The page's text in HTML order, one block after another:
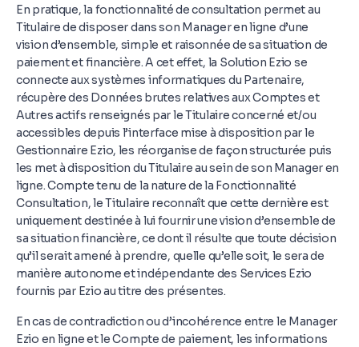
En pratique, la fonctionnalité de consultation permet au
Titulaire de disposer dans son Manager en ligne d’une
vision d’ensemble, simple et raisonnée de sa situation de
paiement et financière. A cet effet, la Solution Ezio se
connecte aux systèmes informatiques du Partenaire,
récupère des Données brutes relatives aux Comptes et
Autres actifs renseignés par le Titulaire concerné et/ou
accessibles depuis l’interface mise à disposition par le
Gestionnaire Ezio, les réorganise de façon structurée puis
les met à disposition du Titulaire au sein de son Manager en
ligne. Compte tenu de la nature de la Fonctionnalité
Consultation, le Titulaire reconnaît que cette dernière est
uniquement destinée à lui fournir une vision d’ensemble de
sa situation financière, ce dont il résulte que toute décision
qu’il serait amené à prendre, quelle qu’elle soit, le sera de
manière autonome et indépendante des Services Ezio
fournis par Ezio au titre des présentes.
En cas de contradiction ou d’incohérence entre le Manager
Ezio en ligne et le Compte de paiement, les informations